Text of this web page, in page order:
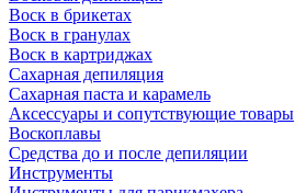
Воск в брикетах
Воск в гранулах
Воск в картриджах
Сахарная депиляция
Сахарная паста и карамель
Аксессуары и сопутствующие товары
Воскоплавы
Средства до и после депиляции
Инструменты